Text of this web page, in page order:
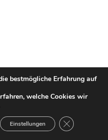
bestmögliche Erfahrung auf
welche Cookies wir
Einstellungen GDPR